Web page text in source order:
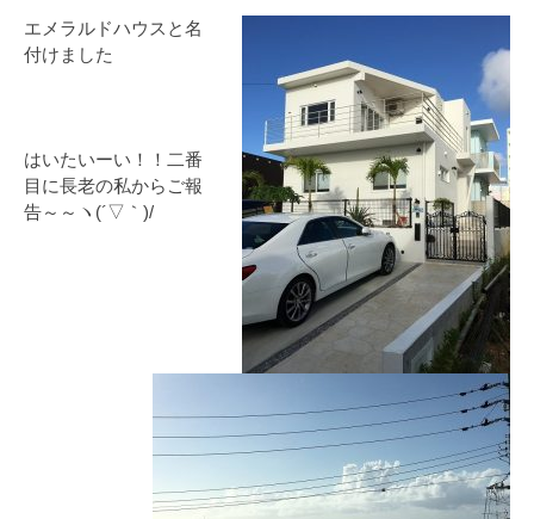
エメラルドハウスと名
付けました
はいたいーい！！二番
目に長老の私からご報
告～～ヽ(´▽｀)/